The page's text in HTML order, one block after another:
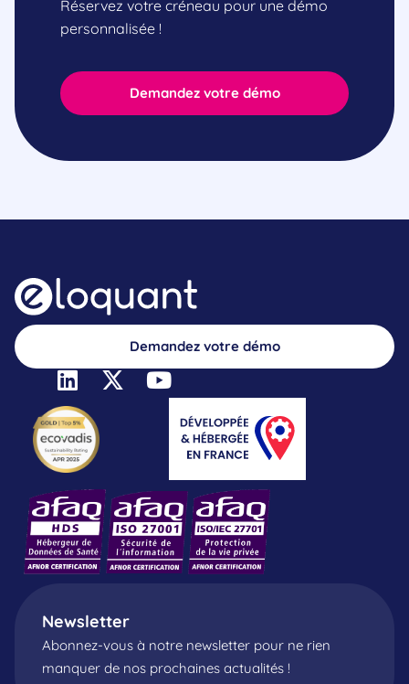
Demandez votre démo
Réservez votre créneau pour une démo
personnalisée !
Demandez votre démo
Newsletter
Abonnez-vous à notre newsletter pour ne rien
manquer de nos prochaines actualités !